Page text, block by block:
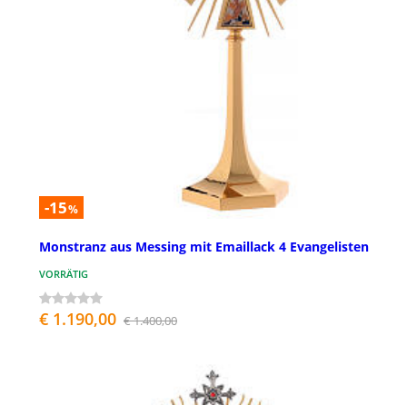
-15%
Monstranz aus Messing mit Emaillack 4 Evangelisten
VORRÄTIG
€ 1.190,00 € 1.400,00